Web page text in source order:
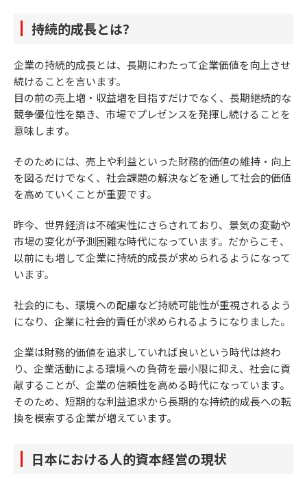
持続的成長とは？
企業の持続的成長とは、長期にわたって企業価値を向上させ
続けることを言います。
目の前の売上増・収益増を目指すだけでなく、長期継続的な
競争優位性を築き、市場でプレゼンスを発揮し続けることを
意味します。
そのためには、売上や利益といった財務的価値の維持・向上
を図るだけでなく、社会課題の解決などを通して社会的価値
を高めていくことが重要です。
昨今、世界経済は不確実性にさらされており、景気の変動や
市場の変化が予測困難な時代になっています。だからこそ、
以前にも増して企業に持続的成長が求められるようになって
います。
社会的にも、環境への配慮など持続可能性が重視されるよう
になり、企業に社会的責任が求められるようになりました。
企業は財務的価値を追求していれば良いという時代は終わ
り、企業活動による環境への負荷を最小限に抑え、社会に貢
献することが、企業の信頼性を高める時代になっています。
そのため、短期的な利益追求から長期的な持続的成長への転
換を模索する企業が増えています。
日本における人的資本経営の現状